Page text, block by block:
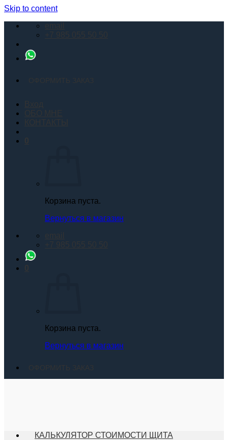
Skip to content
email
+7 985 055 50 50
ОФОРМИТЬ ЗАКАЗ
ОБО МНЕ
КОНТАКТЫ
Корзина пуста.
Вернуться в магазин
email
+7 985 055 50 50
Корзина пуста.
Вернуться в магазин
ОФОРМИТЬ ЗАКАЗ
КАЛЬКУЛЯТОР СТОИМОСТИ ЩИТА